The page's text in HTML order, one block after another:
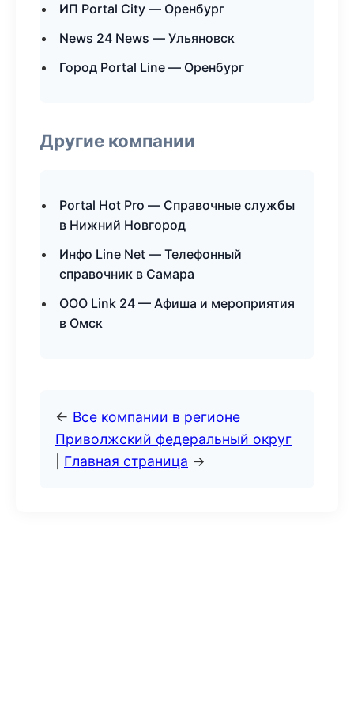
ИП Portal City — Оренбург
News 24 News — Ульяновск
Город Portal Line — Оренбург
Другие компании
Portal Hot Pro — Справочные службы
в Нижний Новгород
Инфо Line Net — Телефонный
справочник в Самара
ООО Link 24 — Афиша и мероприятия
в Омск
← Все компании в регионе
Приволжский федеральный округ
Главная страница →